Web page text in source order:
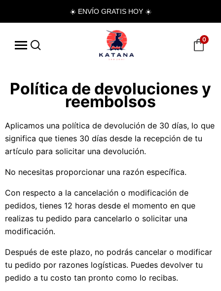
☀️ ENVÍO GRATIS HOY ☀️
0
Política de devoluciones y
reembolsos
Aplicamos una política de devolución de 30 días, lo que
significa que tienes 30 días desde la recepción de tu
artículo para solicitar una devolución.
No necesitas proporcionar una razón específica.
Con respecto a la cancelación o modificación de
pedidos, tienes 12 horas desde el momento en que
realizas tu pedido para cancelarlo o solicitar una
modificación.
Después de este plazo, no podrás cancelar o modificar
tu pedido por razones logísticas. Puedes devolver tu
pedido a tu costo tan pronto como lo recibas.